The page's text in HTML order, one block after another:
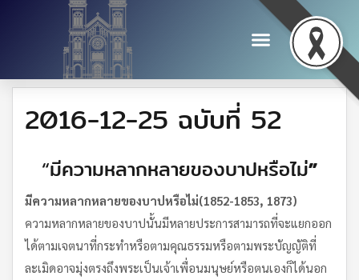
2016-12-25 ฉบับที่ 52
“มีความหลากหลายของบาปหรือไม่”
มีความหลากหลายของบาปหรือไม่(1852-1853, 1873)
ความหลากหลายของบาปนั้นมีหลายประการสามารถที่จะแยกออก
ได้ตามเจตนาที่กระทำหรือตามคุณธรรมหรือตามพระบัญญัติที่
ละเมิดอาจมุ่งตรงถึงพระเป็นเจ้าเพื่อนมนุษย์หรือตนเองก็ได้นอก